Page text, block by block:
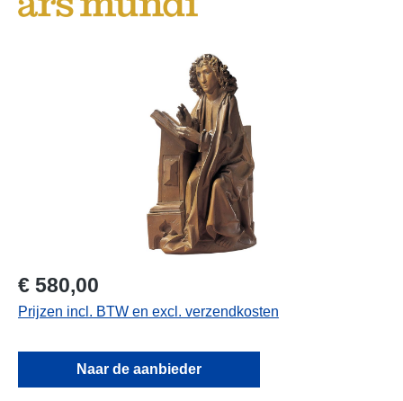
Afbeeldingengalerij overslaan
€ 580,00
Prijzen incl. BTW en excl. verzendkosten
Naar de aanbieder